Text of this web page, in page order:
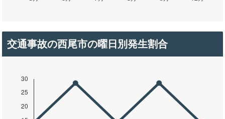
交通事故の西尾市の曜日別発生割合